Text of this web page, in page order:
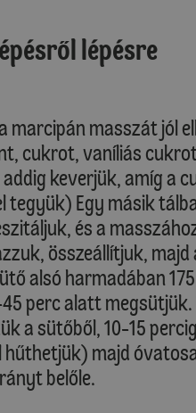
lépésre
marcipán masszát jól
cukrot, vaníliás
keverjük, amíg a
tegyük) Egy másik
és a
összeállítjuk,
alsó harmadában
perc alatt megsütjük.
a sütőből, 10-15
majd
belőle.